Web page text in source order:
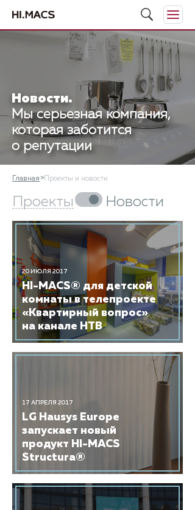
Новости.
Мы серьезная компания,
которая заботится
о репутации
Главная Проекты и новости
Проекты Новости
20 ИЮЛЯ 2017
HI-MACS® для детской
комнаты в телепроекте
«Квартирный вопрос»
на канале НТВ
17 АПРЕЛЯ 2017
LG Hausys Europe
запускает новый
продукт HI-MACS
Structura®